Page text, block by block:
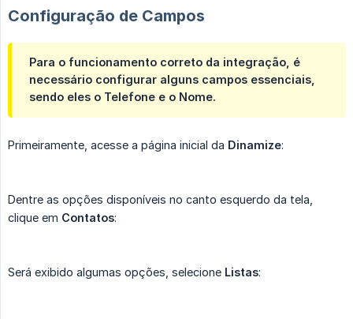
Configuração de Campos
Para o funcionamento correto da integração, é
necessário configurar alguns campos essenciais,
sendo eles o Telefone e o Nome.
Primeiramente, acesse a página inicial da Dinamize:
Dentre as opções disponíveis no canto esquerdo da tela,
clique em Contatos:
Será exibido algumas opções, selecione Listas: